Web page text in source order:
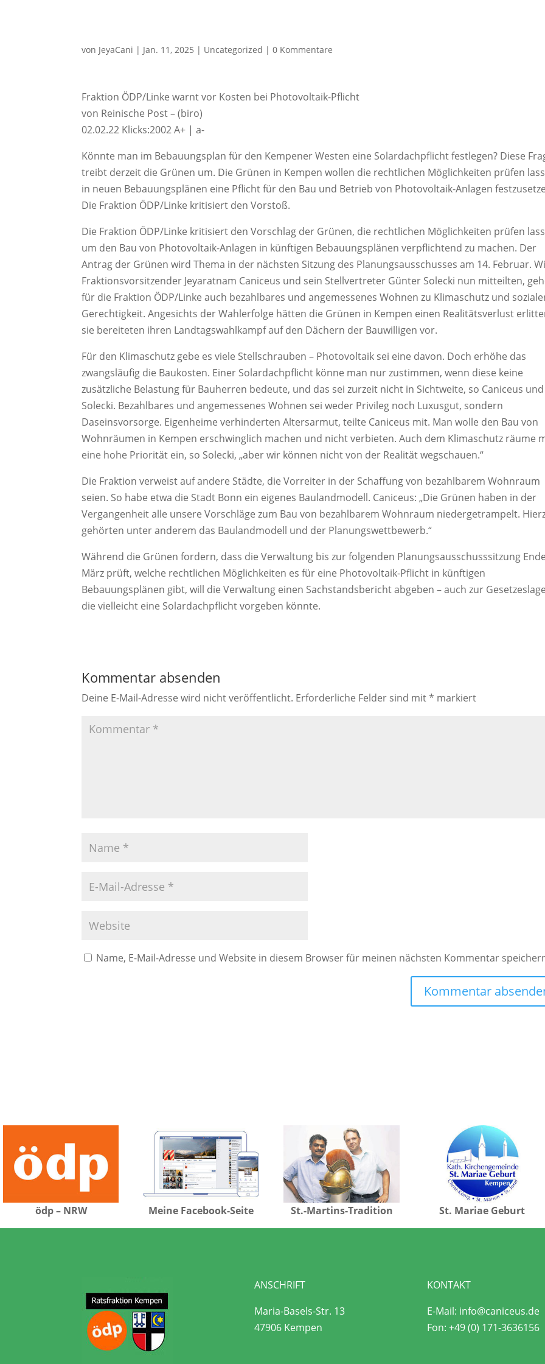
von JeyaCani | Jan. 11, 2025 | Uncategorized |0 Kommentare
Fraktion ÖDP/Linke warnt vor Kosten bei Photovoltaik-Pflicht
von Reinische Post – (biro)
02.02.22 Klicks:2002 A+ | a-
Könnte man im Bebauungsplan für den Kempener Westen eine Solardachpflicht festlegen? Diese
treibt derzeit die Grünen um. Die Grünen in Kempen wollen die rechtlichen Möglichkeiten prüfen
in neuen Bebauungsplänen eine Pflicht für den Bau und Betrieb von Photovoltaik-Anlagen
Die Fraktion ÖDP/Linke kritisiert den Vorstoß.
Die Fraktion ÖDP/Linke kritisiert den Vorschlag der Grünen, die rechtlichen Möglichkeiten prüfen
um den Bau von Photovoltaik-Anlagen in künftigen Bebauungsplänen verpflichtend zu machen. Der
Antrag der Grünen wird Thema in der nächsten Sitzung des Planungsausschusses am 14. Februar.
Fraktionsvorsitzender Jeyaratnam Caniceus und sein Stellvertreter Günter Solecki nun mitteilten,
für die Fraktion ÖDP/Linke auch bezahlbares und angemessenes Wohnen zu Klimaschutz und
Gerechtigkeit. Angesichts der Wahlerfolge hätten die Grünen in Kempen einen Realitätsverlust
sie bereiteten ihren Landtagswahlkampf auf den Dächern der Bauwilligen vor.
Für den Klimaschutz gebe es viele Stellschrauben – Photovoltaik sei eine davon. Doch erhöhe das
zwangsläufig die Baukosten. Einer Solardachpflicht könne man nur zustimmen, wenn diese keine
zusätzliche Belastung für Bauherren bedeute, und das sei zurzeit nicht in Sichtweite, so Caniceus und
Solecki. Bezahlbares und angemessenes Wohnen sei weder Privileg noch Luxusgut, sondern
Daseinsvorsorge. Eigenheime verhinderten Altersarmut, teilte Caniceus mit. Man wolle den Bau von
Wohnräumen in Kempen erschwinglich machen und nicht verbieten. Auch dem Klimaschutz räume
eine hohe Priorität ein, so Solecki, „aber wir können nicht von der Realität wegschauen.“
Die Fraktion verweist auf andere Städte, die Vorreiter in der Schaffung von bezahlbarem Wohnraum
seien. So habe etwa die Stadt Bonn ein eigenes Baulandmodell. Caniceus: „Die Grünen haben in der
Vergangenheit alle unsere Vorschläge zum Bau von bezahlbarem Wohnraum niedergetrampelt.
gehörten unter anderem das Baulandmodell und der Planungswettbewerb.“
Während die Grünen fordern, dass die Verwaltung bis zur folgenden Planungsausschusssitzung
März prüft, welche rechtlichen Möglichkeiten es für eine Photovoltaik-Pflicht in künftigen
Bebauungsplänen gibt, will die Verwaltung einen Sachstandsbericht abgeben – auch zur
die vielleicht eine Solardachpflicht vorgeben könnte.
Kommentar absenden
Deine E-Mail-Adresse wird nicht veröffentlicht. Erforderliche Felder sind mit* markiert
Name, E-Mail-Adresse und Website in diesem Browser für meinen nächsten Kommentar
ödp – NRW Meine Facebook-Seite St.-Martins-Tradition St. Mariae Geburt
ANSCHRIFT
Maria-Basels-Str. 13
47906 Kempen
KONTAKT
E-Mail: info@caniceus.de
Fon: +49 (0) 171-3636156